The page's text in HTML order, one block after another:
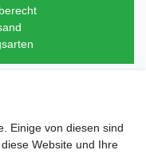
Einige von diesen sind
Website und Ihre